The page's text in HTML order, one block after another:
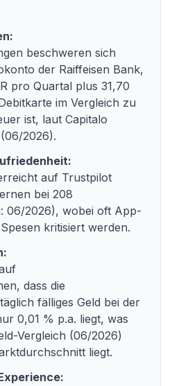
beschweren sich
der Raiffeisen Bank,
pro Quartal plus 31,70
im Vergleich zu
ist, laut Capitalo
2026).
auf Trustpilot
bei 208
06/2026), wobei oft App-
kritisiert werden.
dass die
fälliges Geld bei der
0,01 % p.a. liegt, was
Vergleich (06/2026)
liegt.